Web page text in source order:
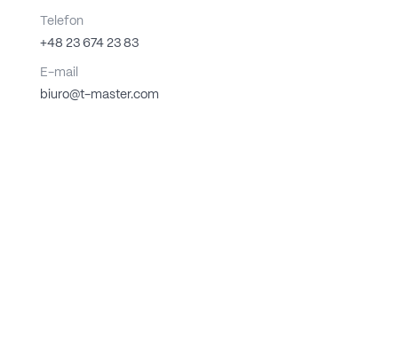
Telefon
+48 23 674 23 83
E-mail
biuro@t-master.com